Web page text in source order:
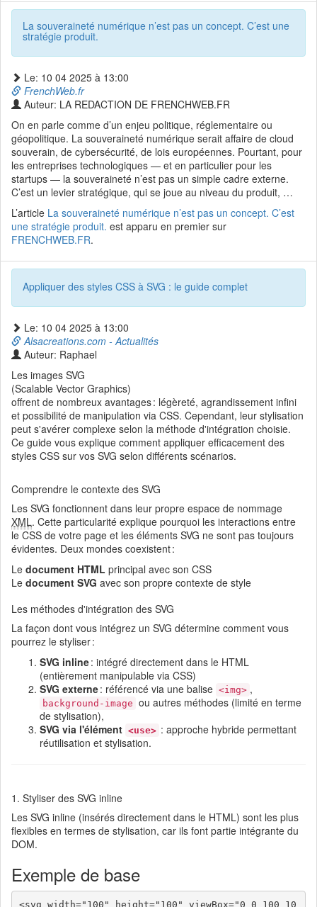
La souveraineté numérique n’est pas un concept. C’est une
stratégie produit.
Le: 10 04 2025 à 13:00
FrenchWeb.fr
Auteur: LA REDACTION DE FRENCHWEB.FR
On en parle comme d’un enjeu politique, réglementaire ou
géopolitique. La souveraineté numérique serait affaire de cloud
souverain, de cybersécurité, de lois européennes. Pourtant, pour
les entreprises technologiques — et en particulier pour les
startups — la souveraineté n’est pas un simple cadre externe.
C’est un levier stratégique, qui se joue au niveau du produit, …
L’article La souveraineté numérique n’est pas un concept. C’est
une stratégie produit. est apparu en premier sur
FRENCHWEB.FR.
Appliquer des styles CSS à SVG : le guide complet
Le: 10 04 2025 à 13:00
Alsacreations.com - Actualités
Auteur: Raphael
Les images SVG
(Scalable Vector Graphics)
offrent de nombreux avantages : légèreté, agrandissement infini
et possibilité de manipulation via CSS. Cependant, leur stylisation
peut s'avérer complexe selon la méthode d'intégration choisie.
Ce guide vous explique comment appliquer efficacement des
styles CSS sur vos SVG selon différents scénarios.
Comprendre le contexte des SVG
Les SVG fonctionnent dans leur propre espace de nommage
XML. Cette particularité explique pourquoi les interactions entre
le CSS de votre page et les éléments SVG ne sont pas toujours
évidentes. Deux mondes coexistent :
Le document HTML principal avec son CSS
Le document SVG avec son propre contexte de style
Les méthodes d'intégration des SVG
La façon dont vous intégrez un SVG détermine comment vous
pourrez le styliser :
SVG inline: intégré directement dans le HTML
(entièrement manipulable via CSS)
SVG externe: référencé via une balise <img> ,
background-image ou autres méthodes (limité en terme
de stylisation),
SVG via l'élément <use> : approche hybride permettant
réutilisation et stylisation.
1. Styliser des SVG inline
Les SVG inline (insérés directement dans le HTML) sont les plus
flexibles en termes de stylisation, car ils font partie intégrante du
DOM.
Exemple de base
<svg width="100" height="100" viewBox="0 0 100 10